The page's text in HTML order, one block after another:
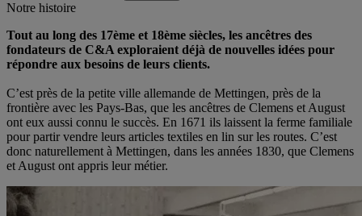
Notre histoire
Tout au long des 17ème et 18ème siècles, les ancêtres des
fondateurs de C&A exploraient déjà de nouvelles idées pour
répondre aux besoins de leurs clients.
C’est près de la petite ville allemande de Mettingen, près de la
frontière avec les Pays-Bas, que les ancêtres de Clemens et August
ont eux aussi connu le succès. En 1671 ils laissent la ferme familiale
pour partir vendre leurs articles textiles en lin sur les routes. C’est
donc naturellement à Mettingen, dans les années 1830, que Clemens
et August ont appris leur métier.